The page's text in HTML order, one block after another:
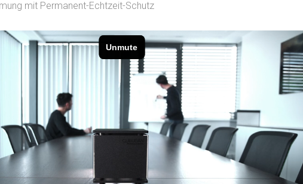
mit Permanent-Echtzeit-Schutz